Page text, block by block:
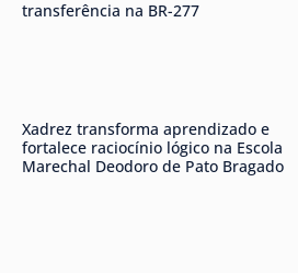
transferência na BR-277
Xadrez transforma aprendizado e
fortalece raciocínio lógico na Escola
Marechal Deodoro de Pato Bragado